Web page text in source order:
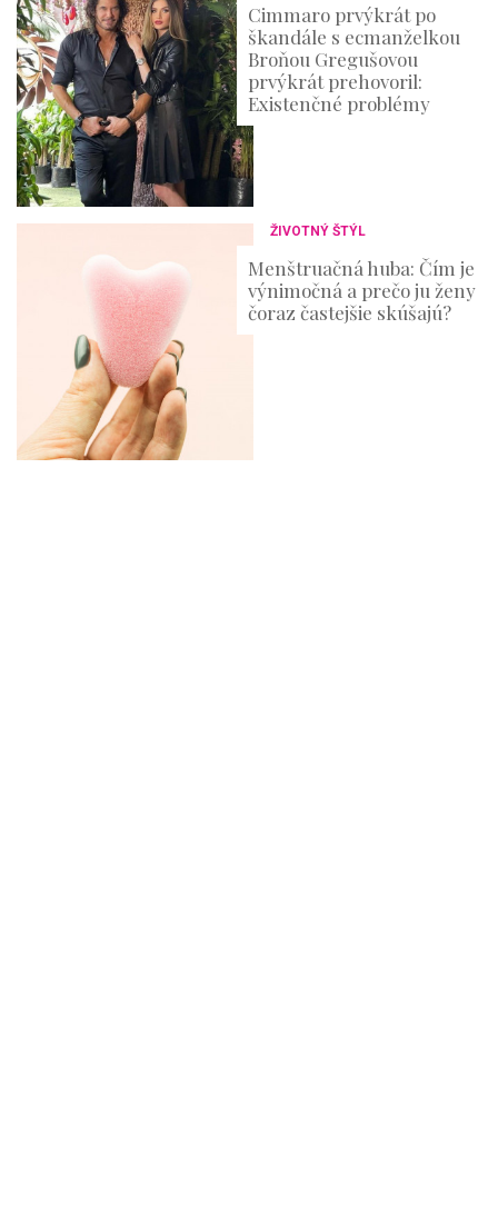
Cimmaro prvýkrát po
škandále s ecmanželkou
Broňou Gregušovou
prvýkrát prehovoril:
Existenčné problémy
ŽIVOTNÝ ŠTÝL
Menštruačná huba: Čím je
výnimočná a prečo ju ženy
čoraz častejšie skúšajú?